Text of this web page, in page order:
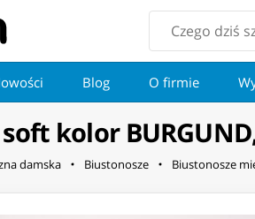
Blog O firmie
kolor
damska Biustonosze Biustonosze